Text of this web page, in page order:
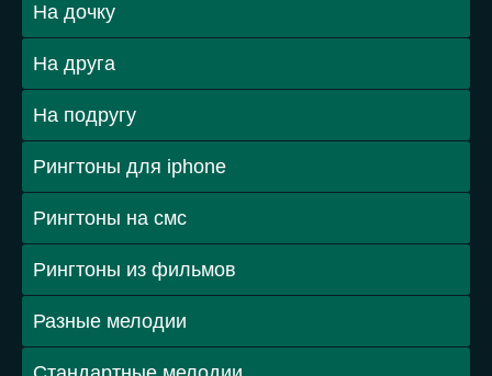
На дочку
На друга
На подругу
Рингтоны для iphone
Рингтоны на смс
Рингтоны из фильмов
Разные мелодии